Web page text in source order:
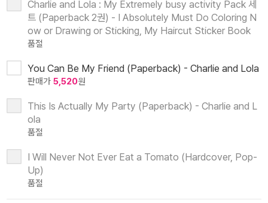
Charlie and Lola : My Extremely busy activity Pack 세
트 (Paperback 2권) - I Absolutely Must Do Coloring N
ow or Drawing or Sticking, My Haircut Sticker Book
품절
You Can Be My Friend (Paperback) - Charlie and Lola
판매가 5,520원
This Is Actually My Party (Paperback) - Charlie and L
ola
품절
I Will Never Not Ever Eat a Tomato (Hardcover, Pop-
Up)
품절